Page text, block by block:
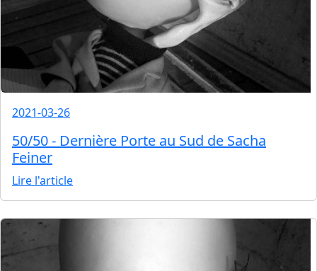
2021-03-26
50/50 - Dernière Porte au Sud de Sacha
Feiner
Lire l'article